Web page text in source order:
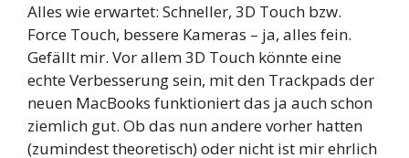
Alles wie erwartet: Schneller, 3D Touch bzw.
Force Touch, bessere Kameras – ja, alles fein.
Gefällt mir. Vor allem 3D Touch könnte eine
echte Verbesserung sein, mit den Trackpads der
neuen MacBooks funktioniert das ja auch schon
ziemlich gut. Ob das nun andere vorher hatten
(zumindest theoretisch) oder nicht ist mir ehrlich